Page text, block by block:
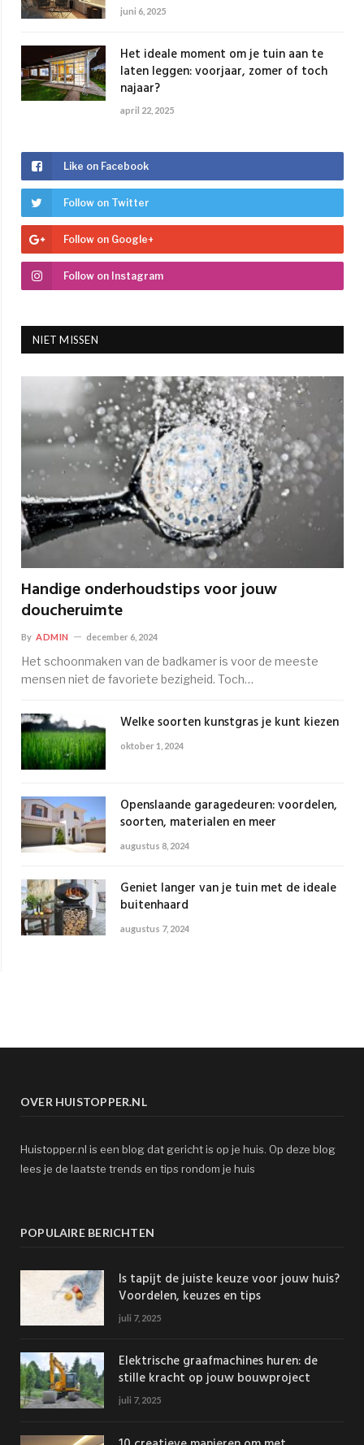
juni 6, 2025
Het ideale moment om je tuin aan te
laten leggen: voorjaar, zomer of toch
najaar?
april 22, 2025
Like on Facebook
Follow on Twitter
Follow on Google+
Follow on Instagram
NIET MISSEN
Handige onderhoudstips voor jouw
doucheruimte
By ADMIN december 6, 2024
Het schoonmaken van de badkamer is voor de meeste
mensen niet de favoriete bezigheid. Toch…
Welke soorten kunstgras je kunt kiezen
oktober 1, 2024
Openslaande garagedeuren: voordelen,
soorten, materialen en meer
augustus 8, 2024
Geniet langer van je tuin met de ideale
buitenhaard
augustus 7, 2024
OVER HUISTOPPER.NL
Huistopper.nl is een blog dat gericht is op je huis. Op deze blog
lees je de laatste trends en tips rondom je huis
POPULAIRE BERICHTEN
Is tapijt de juiste keuze voor jouw huis?
Voordelen, keuzes en tips
juli 7, 2025
Elektrische graafmachines huren: de
stille kracht op jouw bouwproject
juli 7, 2025